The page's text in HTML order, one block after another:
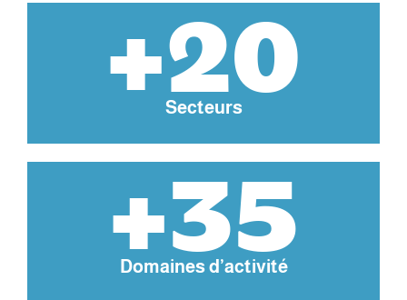
+20
Secteurs
+35
Domaines d’activité